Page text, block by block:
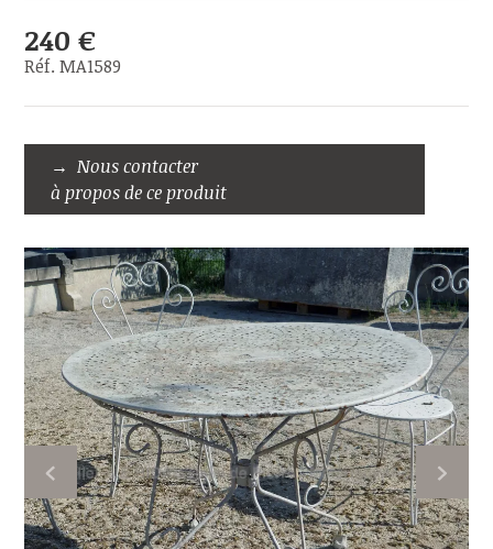
240 €
Réf. MA1589
Nous contacter
à propos de ce produit